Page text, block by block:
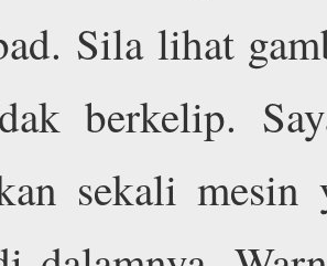
Sila lihat
berkelip.
sekali mesin